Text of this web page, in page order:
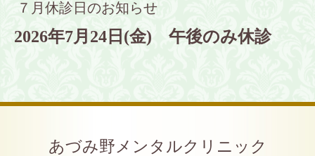
７月休診日のお知らせ
2026年7月24日(金) 午後のみ休診
あづみ野メンタルクリニック